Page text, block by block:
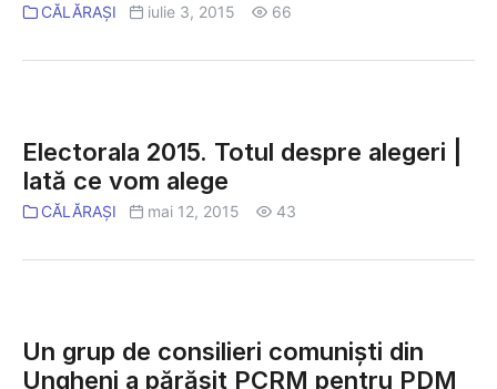
a
în
CĂLĂRAȘI iulie 3, 2015 66
Totul
despre
alegeri
Iată
alege
Electorala 2015. Totul despre alegeri |
Iată ce vom alege
CĂLĂRAȘI mai 12, 2015 43
de
consilieri
Un grup de consilieri comunişti din
Ungheni a părăsit PCRM pentru PDM